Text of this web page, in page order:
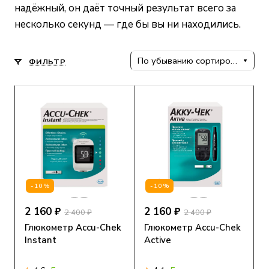
надёжный, он даёт точный результат всего за
несколько секунд — где бы вы ни находились.
ФИЛЬТР По убыванию сортировки
-10%
2 160 ₽ 2 400 ₽
Глюкометр Accu-Chek
Instant
-10%
2 160 ₽ 2 400 ₽
Глюкометр Accu-Chek
Active